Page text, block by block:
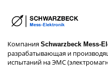
Компания Schwarzbeck Mess-
разрабатывающая и
испытаний на ЭМС